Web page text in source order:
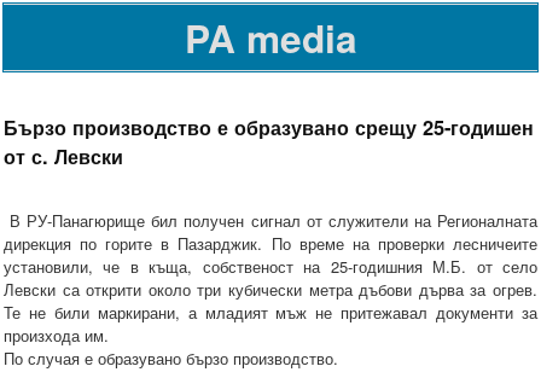
PA media
Бързо производство е образувано срещу 25-годишен
от с. Левски
В РУ-Панагюрище бил получен сигнал от служители на Регионалната
дирекция по горите в Пазарджик. По време на проверки лесничеите
установили, че в къща, собственост на 25-годишния М.Б. от село
Левски са открити около три кубически метра дъбови дърва за огрев.
Те не били маркирани, а младият мъж не притежавал документи за
произхода им.
По случая е образувано бързо производство.